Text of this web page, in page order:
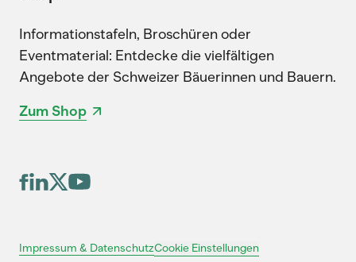
Informationstafeln, Broschüren oder
Eventmaterial: Entdecke die vielfältigen
Angebote der Schweizer Bäuerinnen und Bauern.
Zum Shop
Impressum & DatenschutzCookie Einstellungen